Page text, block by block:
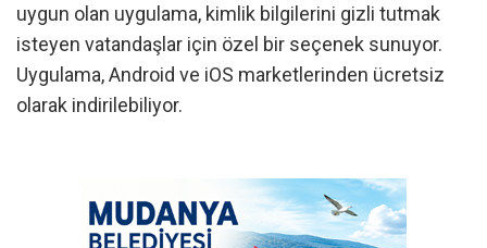
uygun olan uygulama, kimlik bilgilerini gizli tutmak
isteyen vatandaşlar için özel bir seçenek sunuyor.
Uygulama, Android ve iOS marketlerinden ücretsiz
olarak indirilebiliyor.